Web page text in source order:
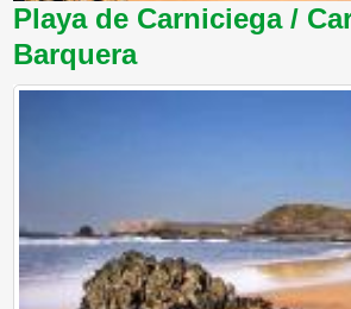
Playa de Carniciega /
Barquera